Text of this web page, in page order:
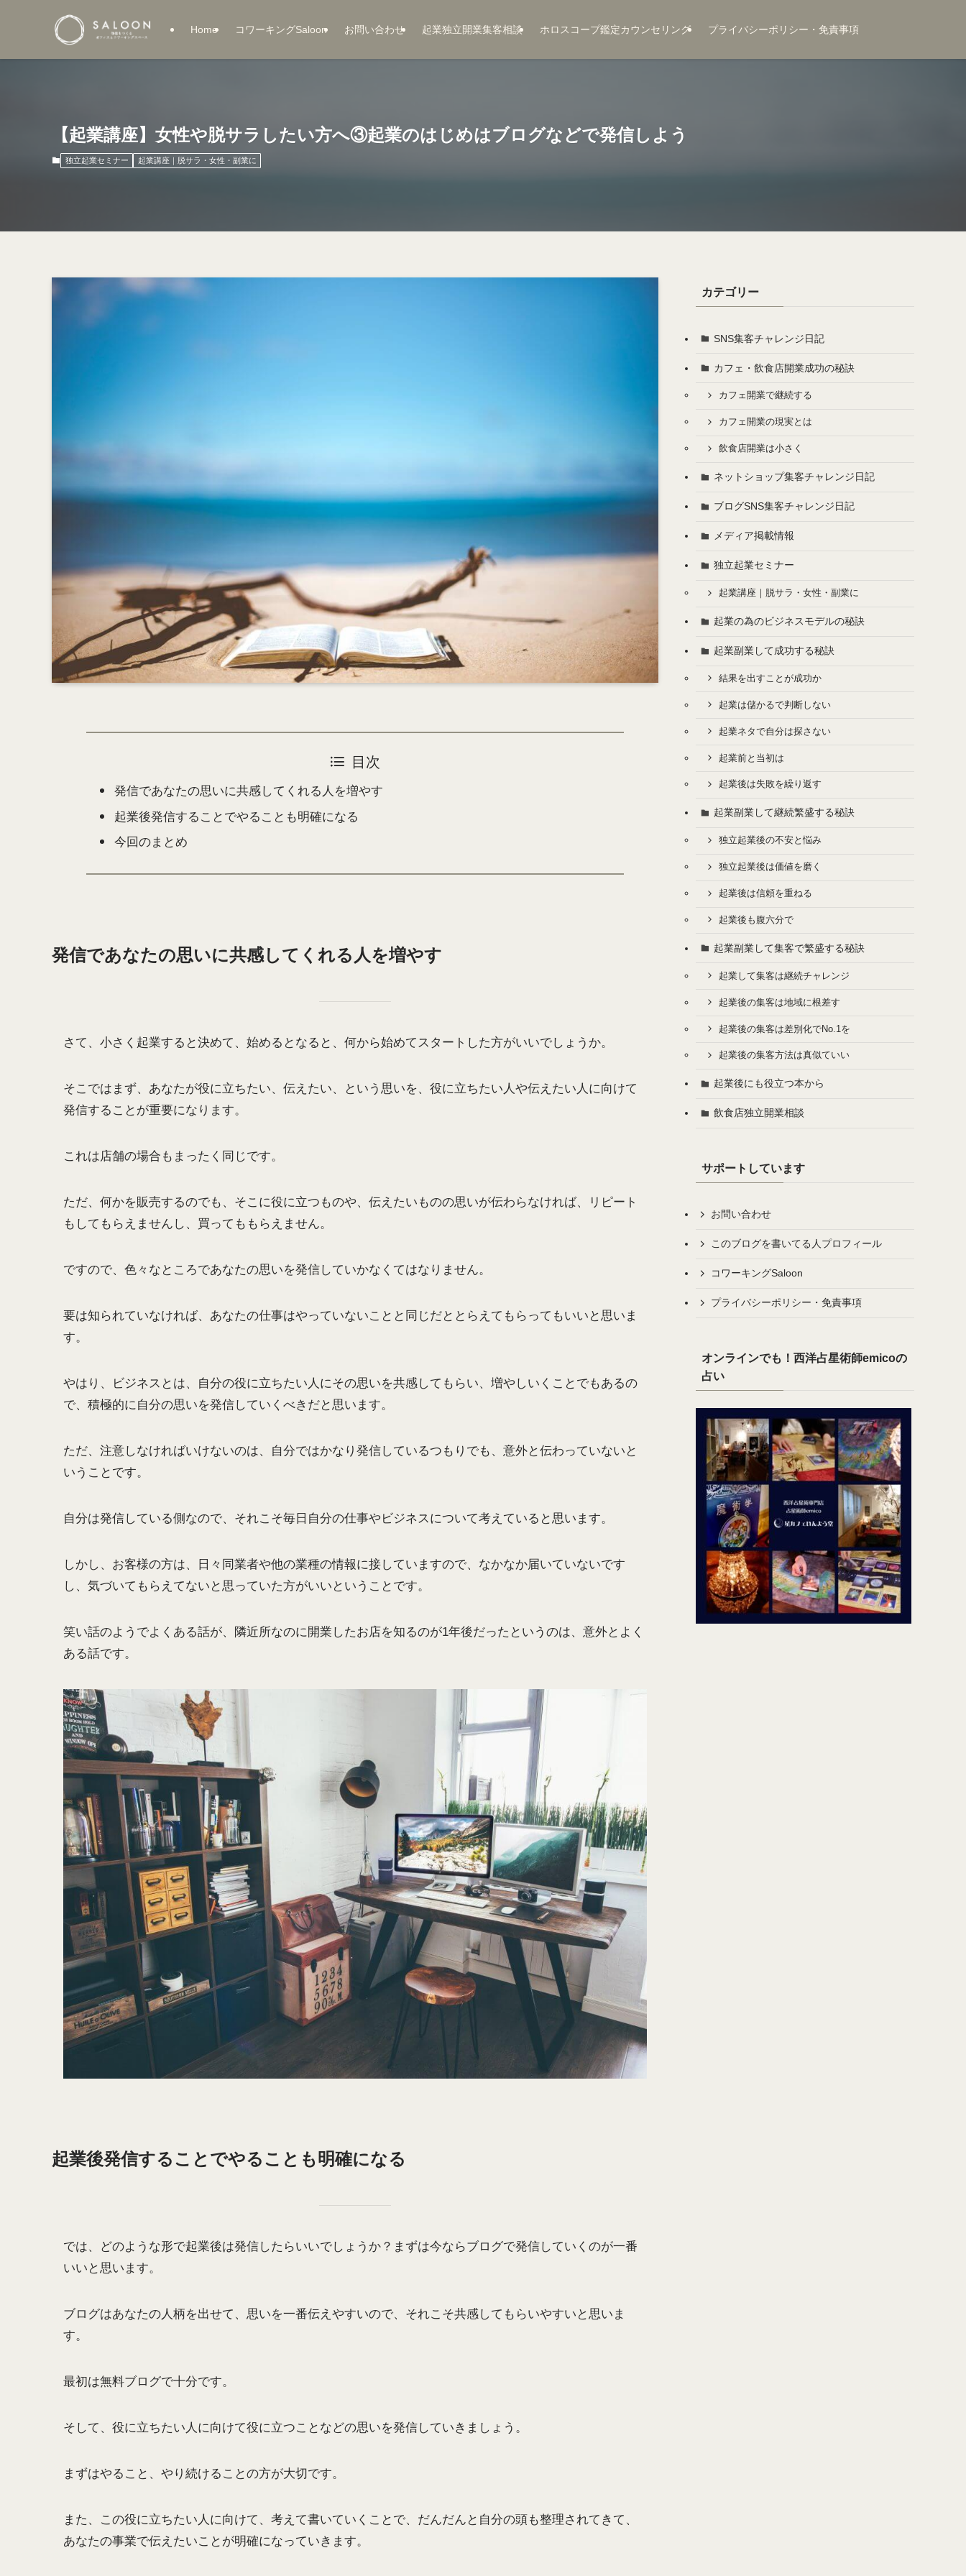
Home コワーキングSaloon お問い合わせ 起業独立開業集客相談 ホロスコープ鑑定カウンセリング プライバシーポリシー・免責事項
【起業講座】女性や脱サラしたい方へ③起業のはじめはブログなどで発信しよう
独立起業セミナー 起業講座｜脱サラ・女性・副業に
目次
発信であなたの思いに共感してくれる人を増やす
起業後発信することでやることも明確になる
今回のまとめ
発信であなたの思いに共感してくれる人を増やす
さて、小さく起業すると決めて、始めるとなると、何から始めてスタートした方がいいでしょうか。
そこではまず、あなたが役に立ちたい、伝えたい、という思いを、役に立ちたい人や伝えたい人に向けて
発信することが重要になります。
これは店舗の場合もまったく同じです。
ただ、何かを販売するのでも、そこに役に立つものや、伝えたいものの思いが伝わらなければ、リピート
もしてもらえませんし、買ってももらえません。
ですので、色々なところであなたの思いを発信していかなくてはなりません。
要は知られていなければ、あなたの仕事はやっていないことと同じだととらえてもらってもいいと思いま
す。
やはり、ビジネスとは、自分の役に立ちたい人にその思いを共感してもらい、増やしいくことでもあるの
で、積極的に自分の思いを発信していくべきだと思います。
ただ、注意しなければいけないのは、自分ではかなり発信しているつもりでも、意外と伝わっていないと
いうことです。
自分は発信している側なので、それこそ毎日自分の仕事やビジネスについて考えていると思います。
しかし、お客様の方は、日々同業者や他の業種の情報に接していますので、なかなか届いていないです
し、気づいてもらえてないと思っていた方がいいということです。
笑い話のようでよくある話が、隣近所なのに開業したお店を知るのが1年後だったというのは、意外とよく
ある話です。
起業後発信することでやることも明確になる
では、どのような形で起業後は発信したらいいでしょうか？まずは今ならブログで発信していくのが一番
いいと思います。
ブログはあなたの人柄を出せて、思いを一番伝えやすいので、それこそ共感してもらいやすいと思いま
す。
最初は無料ブログで十分です。
そして、役に立ちたい人に向けて役に立つことなどの思いを発信していきましょう。
まずはやること、やり続けることの方が大切です。
また、この役に立ちたい人に向けて、考えて書いていくことで、だんだんと自分の頭も整理されてきて、
あなたの事業で伝えたいことが明確になっていきます。
カテゴリー
SNS集客チャレンジ日記
カフェ・飲食店開業成功の秘訣
カフェ開業で継続する
カフェ開業の現実とは
飲食店開業は小さく
ネットショップ集客チャレンジ日記
ブログSNS集客チャレンジ日記
メディア掲載情報
独立起業セミナー
起業講座｜脱サラ・女性・副業に
起業の為のビジネスモデルの秘訣
起業副業して成功する秘訣
結果を出すことが成功か
起業は儲かるで判断しない
起業ネタで自分は探さない
起業前と当初は
起業後は失敗を繰り返す
起業副業して継続繁盛する秘訣
独立起業後の不安と悩み
独立起業後は価値を磨く
起業後は信頼を重ねる
起業後も腹六分で
起業副業して集客で繁盛する秘訣
起業して集客は継続チャレンジ
起業後の集客は地域に根差す
起業後の集客は差別化でNo.1を
起業後の集客方法は真似ていい
起業後にも役立つ本から
飲食店独立開業相談
サポートしています
お問い合わせ
このブログを書いてる人プロフィール
コワーキングSaloon
プライバシーポリシー・免責事項
オンラインでも！西洋占星術師emicoの
占い